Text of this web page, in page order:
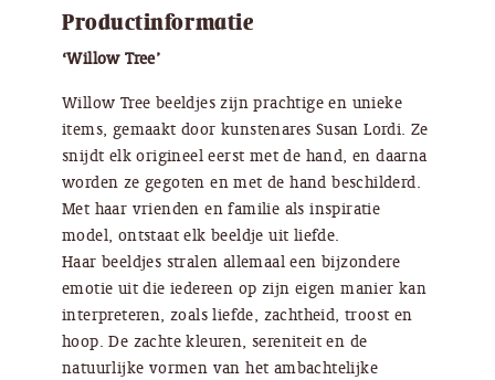
Productinformatie
‘Willow Tree’
Willow Tree beeldjes zijn prachtige en unieke
items, gemaakt door kunstenares Susan Lordi. Ze
snijdt elk origineel eerst met de hand, en daarna
worden ze gegoten en met de hand beschilderd.
Met haar vrienden en familie als inspiratie
model, ontstaat elk beeldje uit liefde.
Haar beeldjes stralen allemaal een bijzondere
emotie uit die iedereen op zijn eigen manier kan
interpreteren, zoals liefde, zachtheid, troost en
hoop. De zachte kleuren, sereniteit en de
natuurlijke vormen van het ambachtelijke